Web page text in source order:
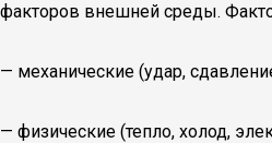
факторов внешней среды.
— механические (удар,
— физические (тепло, холод,